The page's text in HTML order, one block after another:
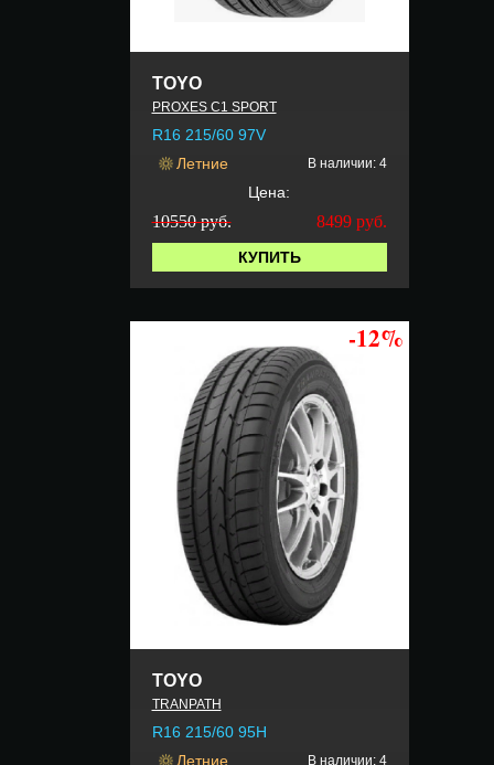
TOYO
PROXES C1 SPORT
R16 215/60 97V
Летние
В наличии: 4
Цена:
10550 руб. 8499 руб.
КУПИТЬ
-12%
TOYO
TRANPATH
R16 215/60 95H
Летние
В наличии: 4